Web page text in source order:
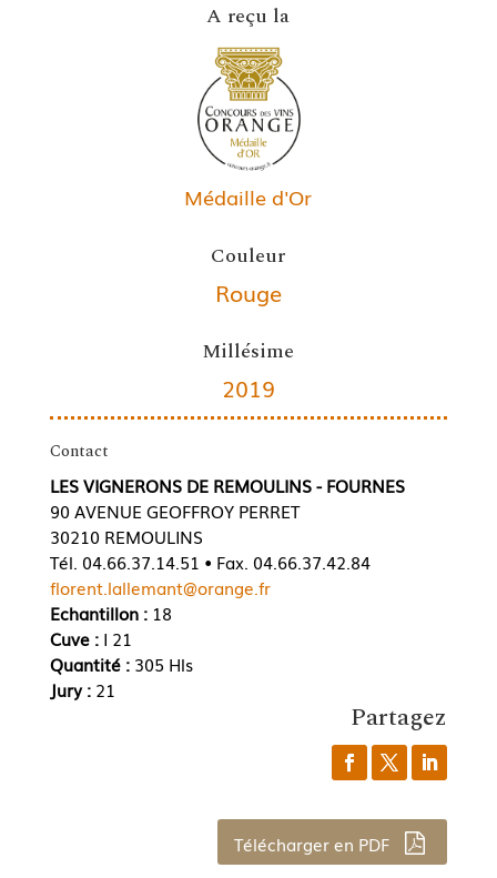
A reçu la
Médaille d'Or
Couleur
Rouge
Millésime
2019
Contact
LES VIGNERONS DE REMOULINS - FOURNES
90 AVENUE GEOFFROY PERRET
30210 REMOULINS
Tél. 04.66.37.14.51 • Fax. 04.66.37.42.84
florent.lallemant@orange.fr
Echantillon :18
Cuve : I 21
Quantité : 305 Hls
Jury : 21
Partagez
Télécharger en PDF